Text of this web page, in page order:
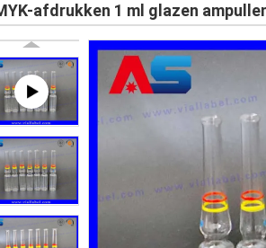
afdrukken 1 ml glazen